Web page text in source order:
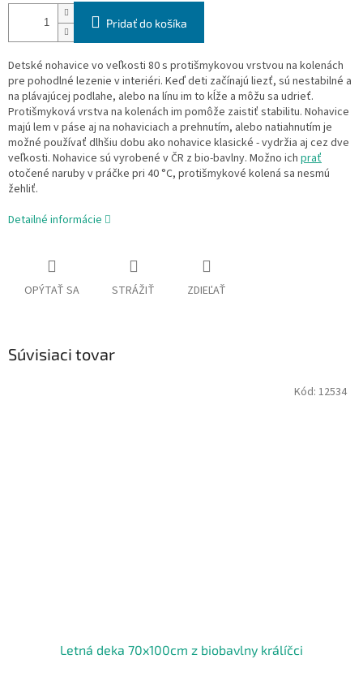
Pridať do košíka
Detské nohavice vo veľkosti 80 s protišmykovou vrstvou na kolenách
pre pohodlné lezenie v interiéri. Keď deti začínajú liezť, sú nestabilné a
na plávajúcej podlahe, alebo na línu im to kĺže a môžu sa udrieť.
Protišmyková vrstva na kolenách im pomôže zaistiť stabilitu. Nohavice
majú lem v páse aj na nohaviciach a prehnutím, alebo natiahnutím je
možné používať dlhšiu dobu ako nohavice klasické - vydržia aj cez dve
veľkosti. Nohavice sú vyrobené v ČR z bio-bavlny. Možno ich prať
otočené naruby v práčke pri 40 °C, protišmykové kolená sa nesmú
žehliť.
Detailné informácie
OPÝTAŤ SA STRÁŽIŤ ZDIEĽAŤ
Súvisiaci tovar
Letná deka 70x100cm z biobavlny králíčci
Kód: 12534